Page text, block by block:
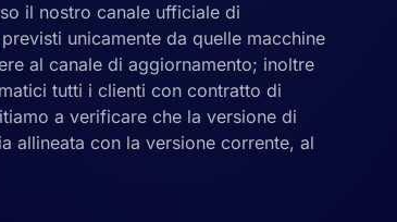
il nostro canale ufficiale di
unicamente da quelle macchine
al canale di aggiornamento; inoltre
tutti i clienti con contratto di
a verificare che la versione di
allineata con la versione corrente, al